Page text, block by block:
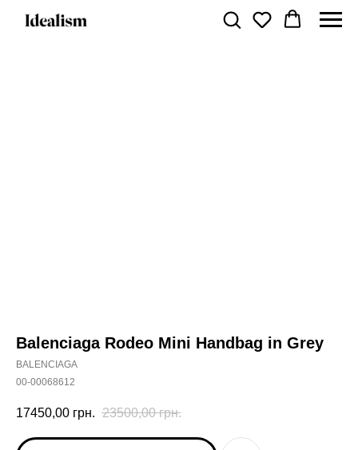
Balenciaga Rodeo Mini Handbag in Grey
BALENCIAGA
00-00068612
17450,00 грн. 23500,00 грн.